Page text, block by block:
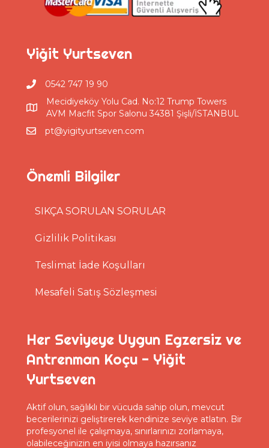
Yiğit Yurtseven
0542 747 19 90
Mecidiyeköy Yolu Cad. No:12 Trump Towers
AVM Macfit Spor Salonu 34381 Şişli/İSTANBUL
pt@yigityurtseven.com
Önemli Bilgiler
SIKÇA SORULAN SORULAR
Gizlilik Politikası
Teslimat İade Koşulları
Mesafeli Satış Sözleşmesi
Her Seviyeye Uygun Egzersiz ve
Antrenman Koçu - Yiğit
Yurtseven
Aktif olun, sağlıklı bir vücuda sahip olun, mevcut
becerilerinizi geliştirerek kendinize seviye atlatın. Bir
profesyonel ile çalışmaya, sınırlarınızı zorlamaya,
olabileceğinizin en iyisi olmaya hazırsanız